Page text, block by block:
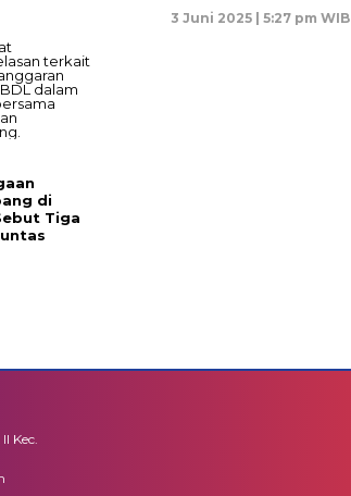
di
Tiga
3 Juni 2025 | 5:27 pm WIB
Kec.